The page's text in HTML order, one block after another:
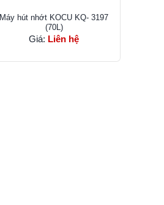
Máy hút nhớt KOCU KQ- 3197
(70L)
Giá: Liên hệ